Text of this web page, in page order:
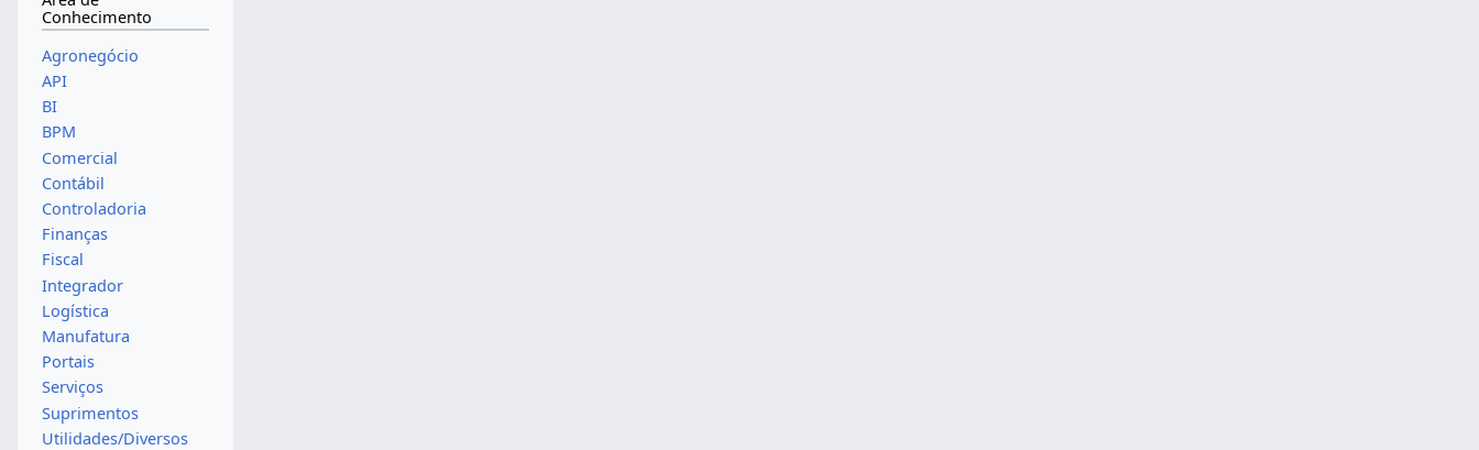
Conhecimento
Agronegócio
API
BI
BPM
Comercial
Contábil
Controladoria
Finanças
Fiscal
Integrador
Logística
Manufatura
Portais
Serviços
Suprimentos
Utilidades/Diversos